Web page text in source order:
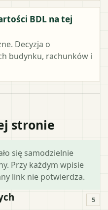
BDL na tej
Decyzja o
budynku, rachunków i
stronie
się samodzielnie
Przy każdym wpisie
link nie potwierdza.
5